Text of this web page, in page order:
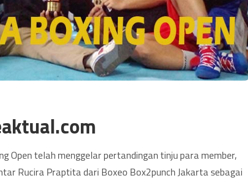
Open telah menggelar pertandingan tinju para member,
Rucira Praptita dari Boxeo Box2punch Jakarta sebagai